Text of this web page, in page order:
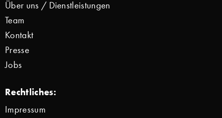
Über uns / Dienstleistungen
Team
Kontakt
Presse
Jobs
Rechtliches:
Impressum